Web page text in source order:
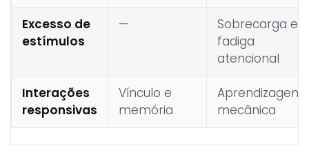
Excesso de
estímulos
—
Sobrecarga e
fadiga
atencional
Interações
responsivas
Vínculo e
memória
Aprendizagem
mecânica